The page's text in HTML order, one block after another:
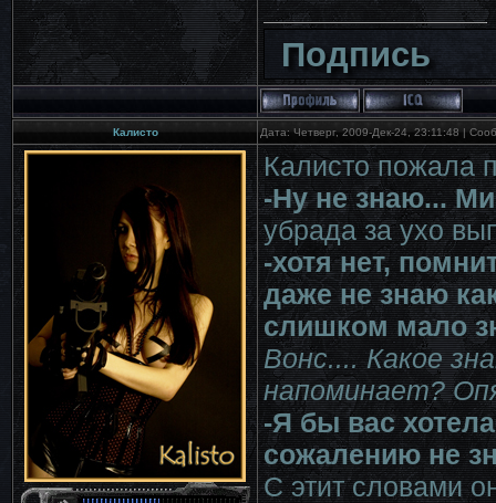
Подпись
Калисто Дата: Четверг, 2009-Дек-24, 23:11:48 |
Калисто пожала
-Ну не знаю...
убрада за ухо
-хотя нет,
даже не знаю
слишком мало
Вонс.... Какое
напоминает?
-Я бы вас
сожалению не
С этит словами